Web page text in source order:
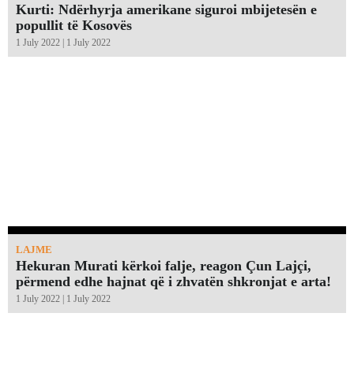
Kurti: Ndërhyrja amerikane siguroi mbijetesën e
popullit të Kosovës
1 July 2022 | 1 July 2022
LAJME
Hekuran Murati kërkoi falje, reagon Çun Lajçi,
përmend edhe hajnat që i zhvatën shkronjat e arta!￼
1 July 2022 | 1 July 2022